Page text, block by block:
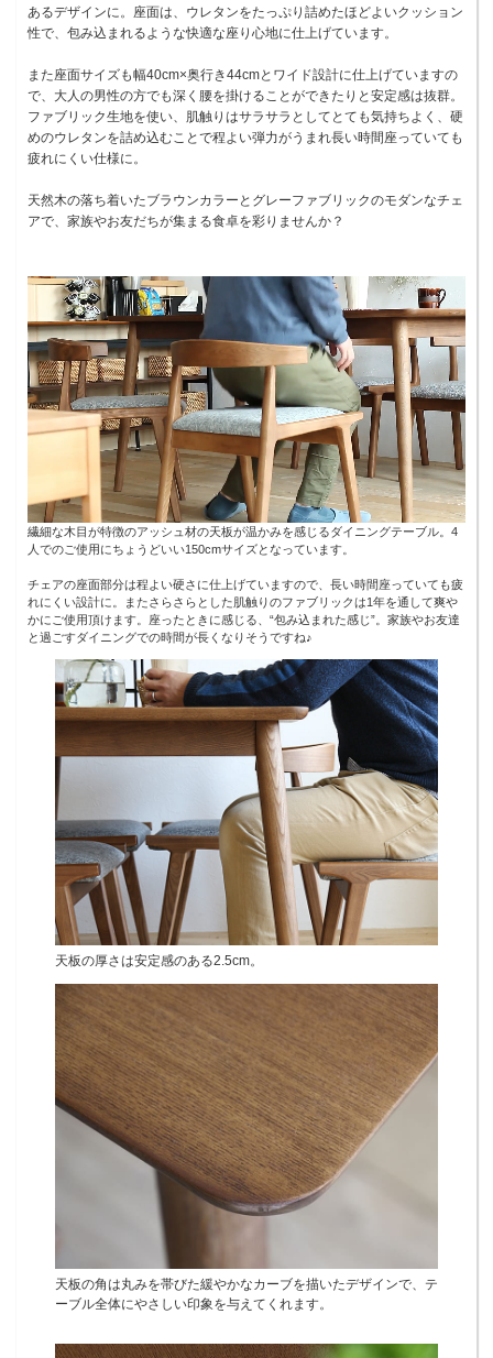
あるデザインに。座面は、ウレタンをたっぷり詰めたほどよいクッション
性で、包み込まれるような快適な座り心地に仕上げています。
また座面サイズも幅40cm×奥行き44cmとワイド設計に仕上げていますの
で、大人の男性の方でも深く腰を掛けることができたりと安定感は抜群。
ファブリック生地を使い、肌触りはサラサラとしてとても気持ちよく、硬
めのウレタンを詰め込むことで程よい弾力がうまれ長い時間座っていても
疲れにくい仕様に。
天然木の落ち着いたブラウンカラーとグレーファブリックのモダンなチェ
アで、家族やお友だちが集まる食卓を彩りませんか？
繊細な木目が特徴のアッシュ材の天板が温かみを感じるダイニングテーブル。4
人でのご使用にちょうどいい150cmサイズとなっています。
チェアの座面部分は程よい硬さに仕上げていますので、長い時間座っていても疲
れにくい設計に。またさらさらとした肌触りのファブリックは1年を通して爽や
かにご使用頂けます。座ったときに感じる、“包み込まれた感じ”。家族やお友達
と過ごすダイニングでの時間が長くなりそうですね♪
天板の厚さは安定感のある2.5cm。
天板の角は丸みを帯びた緩やかなカーブを描いたデザインで、テ
ーブル全体にやさしい印象を与えてくれます。